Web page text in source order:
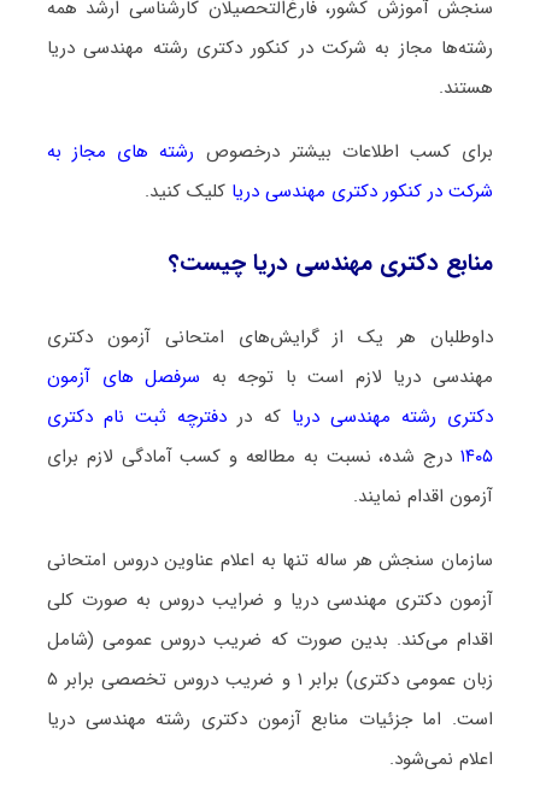
سنجش آموزش کشور، فارغ‌التحصیلان کارشناسی ارشد همه
رشته‌ها مجاز به شرکت در کنکور دکتری رشته ﻣﻬﻨﺪسی درﻳﺎ
هستند.
برای کسب اطلاعات بیشتر درخصوص رشته های مجاز به
شرکت در کنکور دکتری ﻣﻬﻨﺪسی درﻳﺎ کلیک کنید.
منابع دکتری ﻣﻬﻨﺪسی درﻳﺎ چیست؟
داوطلبان هر یک از گرایش‌های امتحانی آزمون دکتری
ﻣﻬﻨﺪسی درﻳﺎ لازم است با توجه به سرفصل های آزمون
دکتری رشته ﻣﻬﻨﺪسی درﻳﺎ که در دفترچه ثبت نام دکتری
۱۴۰۵درج شده، نسبت به مطالعه و کسب آمادگی لازم برای
آزمون اقدام نمایند.
سازمان سنجش هر ساله تنها به اعلام عناوین دروس امتحانی
آزمون دکتری ﻣﻬﻨﺪسی درﻳﺎ و ضرایب دروس به صورت کلی
اقدام می‌کند. بدین صورت که ضریب دروس عمومی (شامل
زبان عمومی دکتری) برابر ۱ و ضریب دروس تخصصی برابر ۵
است. اما جزئیات منابع آزمون دکتری رشته ﻣﻬﻨﺪسی درﻳﺎ
اعلام نمی‌شود.